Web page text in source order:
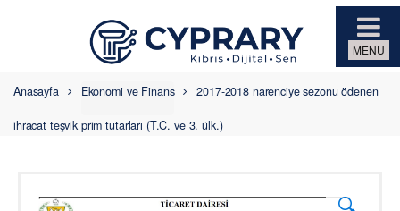
Anasayfa Ekonomi ve Finans 2017-2018 narenciye sezonu ödenen
ihracat teşvik prim tutarları (T.C. ve 3. ülk.)